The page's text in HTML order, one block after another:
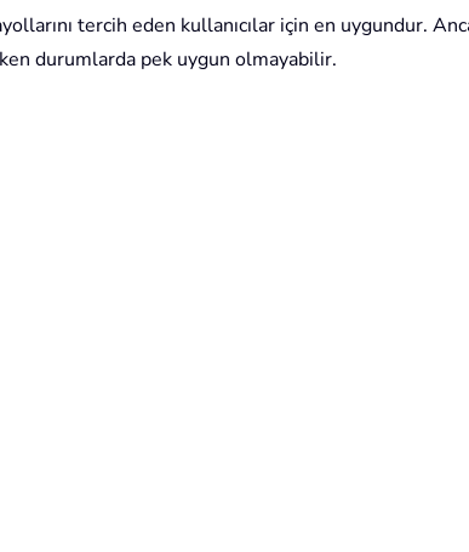
tercih eden kullanıcılar için en uygundur.
durumlarda pek uygun olmayabilir.